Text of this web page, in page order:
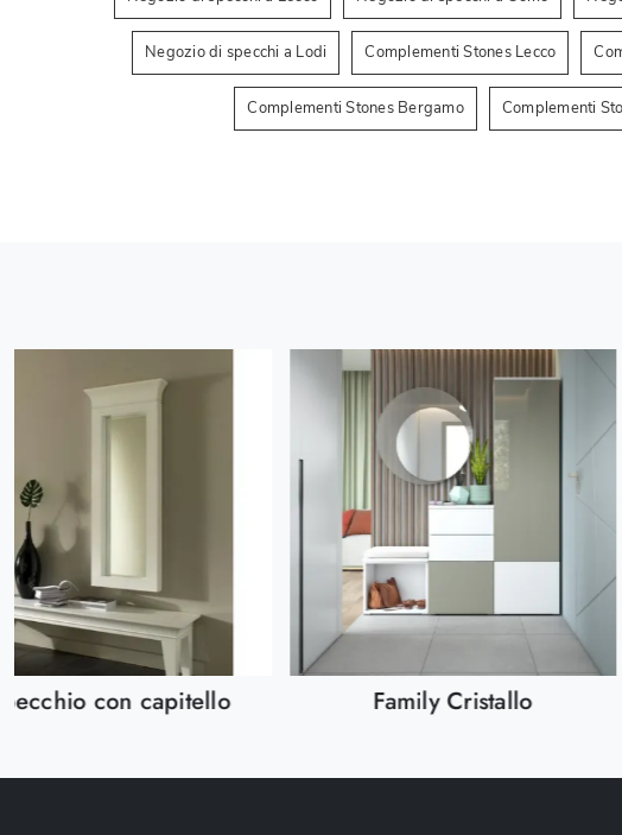
Negozio di specchi a Lodi Complementi Stones Lecco
Complementi Stones Bergamo Complementi
con capitello Family Cristallo